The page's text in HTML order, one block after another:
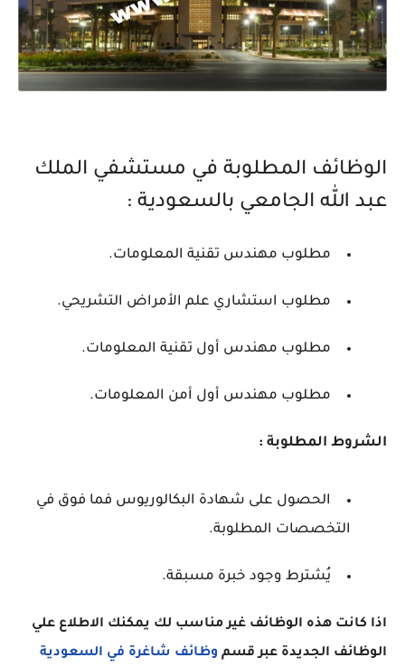
الوظائف المطلوبة في مستشفي الملك
عبد الله الجامعي بالسعودية :
مطلوب مهندس تقنية المعلومات.
مطلوب استشاري علم الأمراض التشريحي.
مطلوب مهندس أول تقنية المعلومات.
مطلوب مهندس أول أمن المعلومات.
الشروط المطلوبة :
الحصول على شهادة البكالوريوس فما فوق في
التخصصات المطلوبة.
يُشترط وجود خبرة مسبقة.
اذا كانت هذه الوظائف غير مناسب لك يمكنك الاطلاع علي
الوظائف الجديدة عبر قسم وظائف شاغرة في السعودية